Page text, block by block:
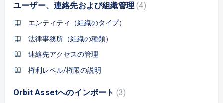
ユーザー、連絡先および組織管理 4
エンティティ（組織のタイプ）
法律事務所（組織の種類）
連絡先アクセスの管理
権利レベル/権限の説明
Orbit Assetへのインポート 3